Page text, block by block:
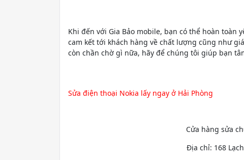
Khi đến với Gia Bảo mobile, bạn có thể hoàn
cam kết tới khách hàng về chất lượng cũng như
còn chần chờ gì nữa, hãy để chúng tôi giúp bạn
Sửa điện thoại Nokia lấy ngay ở Hải Phòng
Cửa hàng sửa
Địa chỉ: 168